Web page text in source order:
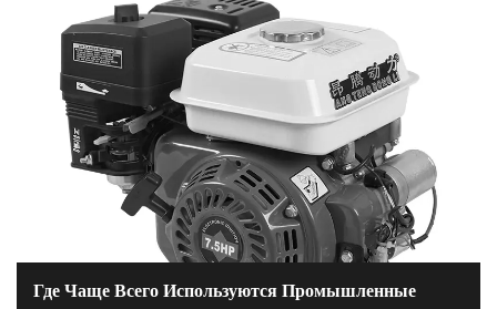
Где Чаще Всего Используются Промышленные